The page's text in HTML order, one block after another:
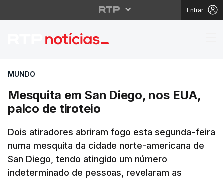
Entrar
Mesquita em San
MUNDO
Mesquita em San Diego, nos EUA,
palco de tiroteio
Dois atiradores abriram fogo esta segunda-feira
numa mesquita da cidade norte-americana de
San Diego, tendo atingido um número
indeterminado de pessoas, revelaram as